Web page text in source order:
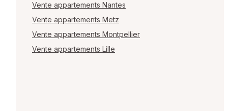
Vente appartements Nantes
Vente appartements Metz
Vente appartements Montpellier
Vente appartements Lille